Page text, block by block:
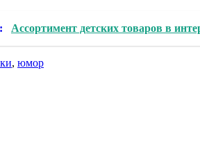
Ассортимент детских товаров в
, юмор